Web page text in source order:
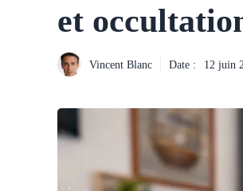
et
Vincent Blanc Date : 12 juin